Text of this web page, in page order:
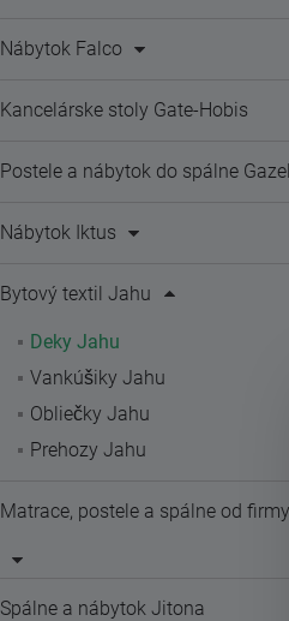
Nábytok Falco
Kancelárske stoly Gate-Hobis
Postele a nábytok do spálne Gazel
Nábytok Iktus
Bytový textil Jahu
Deky Jahu
Vankúšiky Jahu
Obliečky Jahu
Prehozy Jahu
Matrace, postele a spálne od firmy
Spálne a nábytok Jitona